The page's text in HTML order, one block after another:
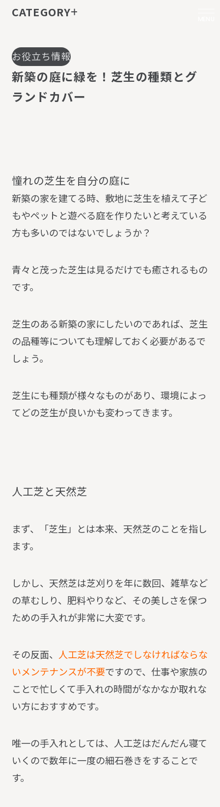
お役立ち情報
新築の庭に緑を ！ 芝生の種類 とグ
ラ ン ドカバー
憧れの芝生を自分の庭に
新築の家を建てる時、敷地に芝生を植えて子ど
もやペットと遊べる庭を作りたいと考えている
方も多いのではないでしょうか？
青々と茂った芝生は見るだけでも癒されるもの
です。
芝生のある新築の家にしたいのであれば、芝生
の品種等についても理解しておく必要があるで
しょう。
芝生にも種類が様々なものがあり、環境によっ
てどの芝生が良いかも変わってきます。
人工芝と天然芝
まず、「芝生」とは本来、天然芝のことを指し
ます。
しかし、天然芝は芝刈りを年に数回、雑草など
の草むしり、肥料やりなど、その美しさを保つ
ための手入れが非常に大変です。
その反面、 人工芝は天然芝でしなければならな
いメンテナンスが不要ですので、仕事や家族の
ことで忙しくて手入れの時間がなかなか取れな
い方におすすめです。
唯一の手入れとしては、人工芝はだんだん寝て
いくので数年に一度の細石巻きをすることで
す。
CATEGORY